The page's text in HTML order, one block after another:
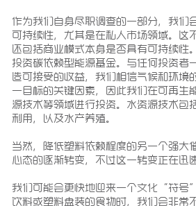
作为我们自身尽职调查的一部分，我们
可持续性，尤其是在私人市场领域。这
还包括商业模式本身是否具有可持续性
投资碳依赖型能源基金。与任何投资者
造可接受的收益，我们相信气候和环境
一目标的关键因素，因此我们在可再生
源技术等领域进行投资。水资源技术包
利用，以及水产养殖。
当然，降低塑料依赖程度的另一个强大
心态的逐渐转变，不过这一转变正在迅
我们可能会更快地迎来一个文化“符号
饮料或塑料盘装的食物时，我们会非常